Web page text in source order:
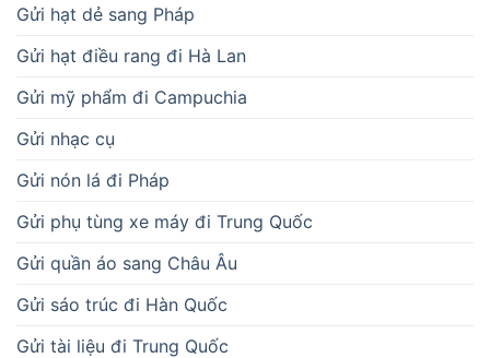
Gửi hạt dẻ sang Pháp
Gửi hạt điều rang đi Hà Lan
Gửi mỹ phẩm đi Campuchia
Gửi nhạc cụ
Gửi nón lá đi Pháp
Gửi phụ tùng xe máy đi Trung Quốc
Gửi quần áo sang Châu Âu
Gửi sáo trúc đi Hàn Quốc
Gửi tài liệu đi Trung Quốc